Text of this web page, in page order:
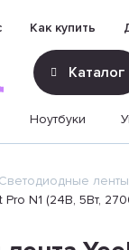
Как купить
Каталог
Ноутбуки
Светодиодные ленты
N1 (24В, 5Вт,